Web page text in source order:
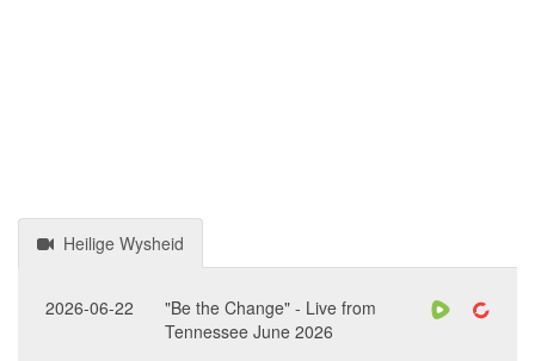
Heilige Wysheid
2026-06-22
"Be the Change" - Live from
Tennessee June 2026